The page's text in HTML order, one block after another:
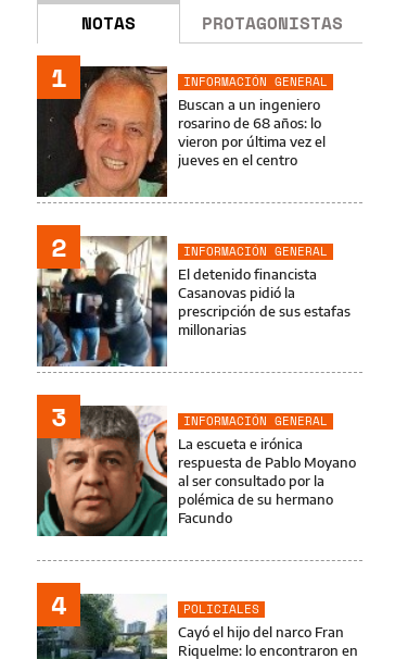
NOTAS PROTAGONISTAS
1
INFORMACIÓN GENERAL
Buscan a un ingeniero
rosarino de 68 años: lo
vieron por última vez el
jueves en el centro
2
INFORMACIÓN GENERAL
El detenido financista
Casanovas pidió la
prescripción de sus estafas
millonarias
3
INFORMACIÓN GENERAL
La escueta e irónica
respuesta de Pablo Moyano
al ser consultado por la
polémica de su hermano
Facundo
4
POLICIALES
Cayó el hijo del narco Fran
Riquelme: lo encontraron en